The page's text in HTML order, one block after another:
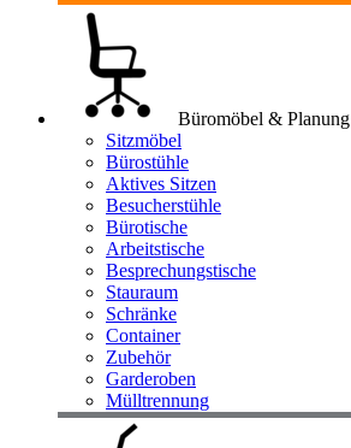
Büromöbel & Planung
Sitzmöbel
Bürostühle
Aktives Sitzen
Besucherstühle
Bürotische
Arbeitstische
Besprechungstische
Stauraum
Schränke
Container
Zubehör
Garderoben
Mülltrennung